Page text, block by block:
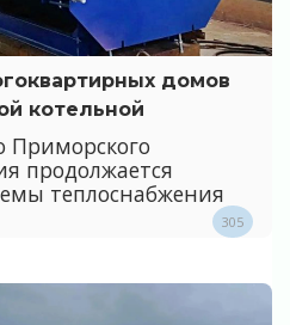
домов
котельной
Приморского
продолжается
теплоснабжения
305